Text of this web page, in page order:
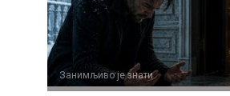
Занимљиво је знати